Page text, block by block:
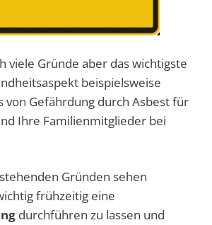
viele Gründe aber das wichtigste
beispielsweise
von Gefährdung durch Asbest für
Ihre Familienmitglieder bei
Gründen sehen
frühzeitig eine
durchführen zu lassen und